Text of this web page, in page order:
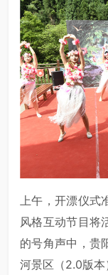
上午，开漂仪
风格互动节目将
的号角声中，贵
河景区（2.0版本